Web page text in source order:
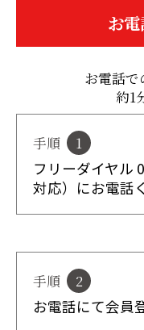
お
お電話で
約1
手順 1
フリーダイヤル
対応）にお電話
手順 2
お電話にて会員